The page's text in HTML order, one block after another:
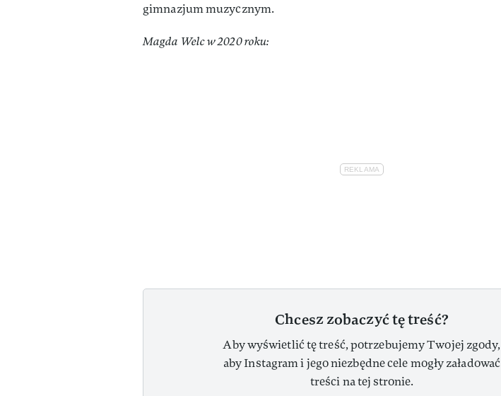
gimnazjum muzycznym.
Magda Welc w 2020 roku:
Chcesz zobaczyć tę treść?
Aby wyświetlić tę treść, potrzebujemy Twojej zgody,
aby Instagram i jego niezbędne cele mogły załadować
treści na tej stronie.